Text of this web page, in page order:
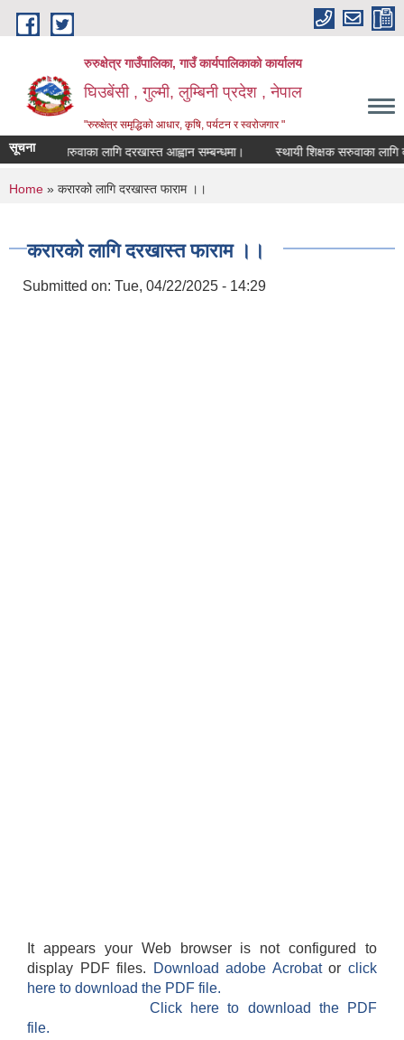
Skip to main content
रुरुक्षेत्र गाउँपालिका, गाउँ कार्यपालिकाको कार्यालय
घिउबेंसी , गुल्मी, लुम्बिनी प्रदेश , नेपाल
"रुरुक्षेत्र समृद्धिको आधार, कृषि, पर्यटन र स्वरोजगार "
सूचना
शिक्षक सरुवाका लागि दरखास्त आह्वान सम्बन्धमा। स्थायी शिक्षक सरुवाका लागि
You are here
Home » करारको लागि दरखास्त फाराम ।।
करारको लागि दरखास्त फाराम ।।
Submitted on: Tue, 04/22/2025 - 14:29
It appears your Web browser is not configured to
display PDF files.
Download adobe Acrobatorclick
here to download the PDF file.
Click here to download the PDF
file.